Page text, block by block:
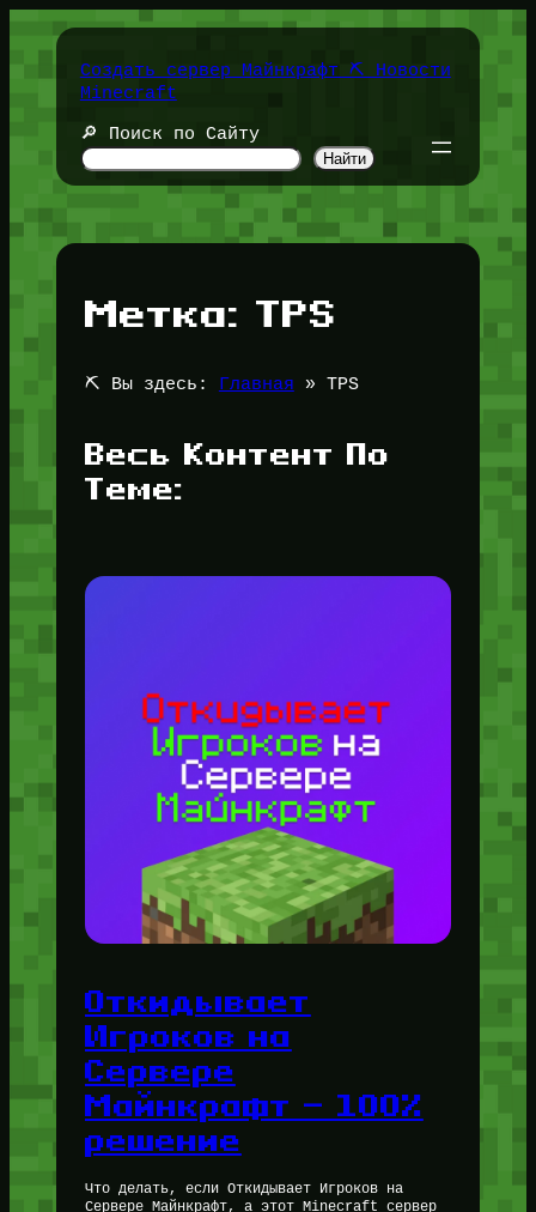
Перейти
содержимомуСоздать сервер Майнкрафт ⛏️ Новости
Minecraft
🔎 Поиск по Сайту
Найти
Метка: TPS
⛏️ Вы здесь: Главная » TPS
Весь Контент По
Теме:
Откидывает
Игроков на
Сервере
Майнкрафт — 100%
решение
Что делать, если Откидывает Игроков на
Сервере Майнкрафт, а этот Minecraft сервер